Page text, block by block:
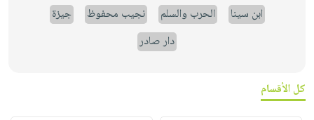
ابن سينا
الحرب والسلم نجيب محفوظ
جيزة
دار صادر
كل الأقسام